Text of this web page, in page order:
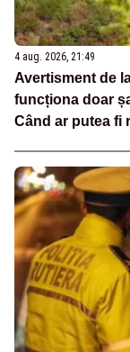
4 aug. 2026, 21:49
Avertisment de
funcționa doar
Când ar putea fi